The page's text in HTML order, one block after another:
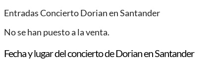
Entradas Concierto Dorian en Santander
No se han puesto a la venta.
Fecha y lugar del concierto de Dorian en Santander